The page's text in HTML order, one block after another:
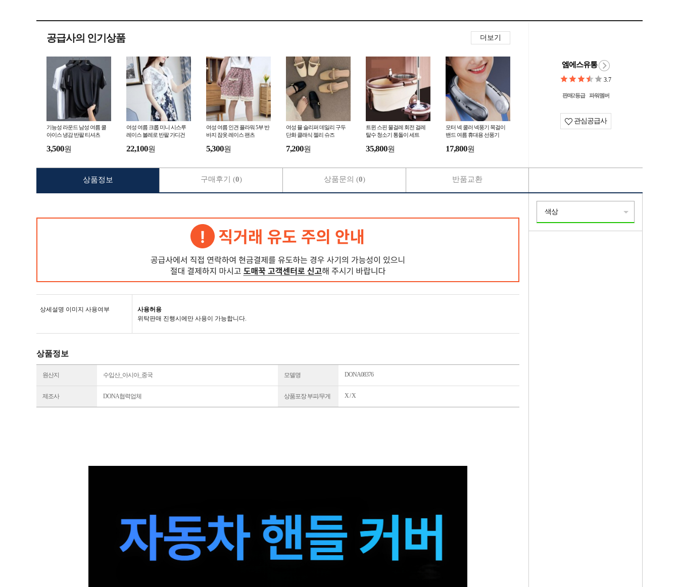
공급사의 인기상품 더보기
기능성 라운드 남성 여름 쿨
아이스 냉감 반팔 티셔츠
3,500원
여성 여름 크롭 미니 시스루
레이스 볼레로 반팔 가디건
22,100원
여성 여름 인견 플라워 5부 반
바지 잠옷 레이스 팬츠
5,300원
여성 뮬 슬리퍼 데일리 구두
단화 클래식 젤리 슈즈
7,200원
트윈 스핀 물걸레 회전 걸레
탈수 청소기 통돌이 세트
35,800원
모터 넥 쿨러 넥풍기 목걸이
밴드 여름 휴대용 선풍기
17,800원
엠에스유통
3.7
판매2등급 파워멤버
관심공급사
상세설명 이미지 사용여부
사용허용
위탁판매 진행시에만 사용이 가능합니다.
상품정보
원산지 수입산_아시아_중국 모델명 DONA08376
제조사 DONA협력업체 상품포장 부피/무게 X / X
상품정보 구매후기 (0) 상품문의 (0) 반품교환
색상